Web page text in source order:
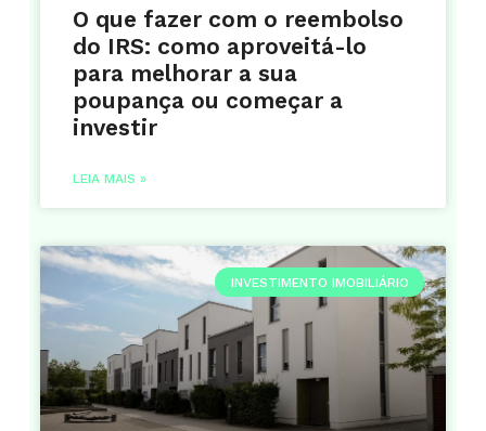
O que fazer com o reembolso
do IRS: como aproveitá-lo
para melhorar a sua
poupança ou começar a
investir
LEIA MAIS »
INVESTIMENTO IMOBILIÁRIO